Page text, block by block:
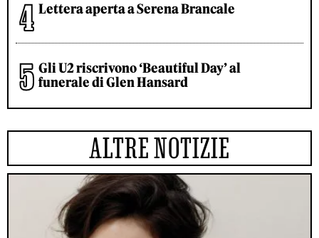
Lettera aperta a Serena Brancale
Gli U2 riscrivono ‘Beautiful Day’ al
funerale di Glen Hansard
ALTRE NOTIZIE